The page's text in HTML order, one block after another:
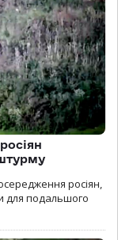
росіян,
для подальшого